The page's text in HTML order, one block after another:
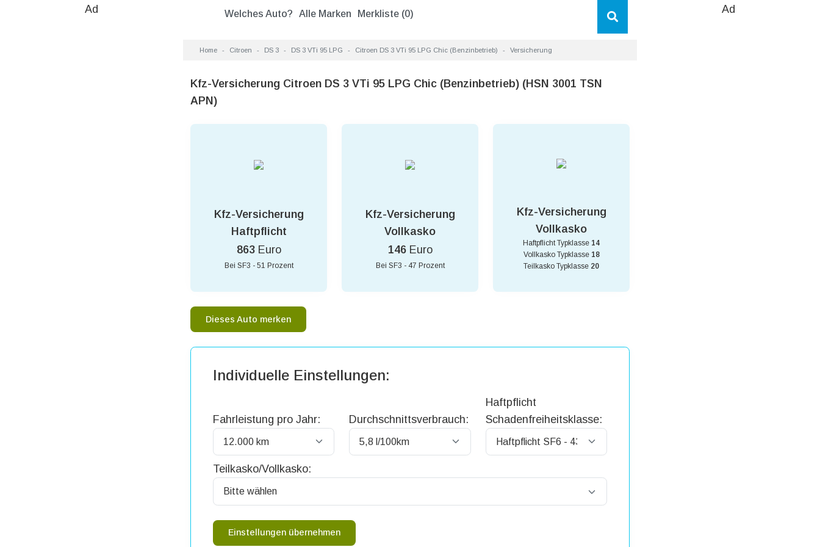
Welches Auto? Alle Marken Merkliste (0)
Ad Ad
Home Citroen DS 3 DS 3 VTi 95 LPG Citroen DS 3 VTi 95 LPG Chic (Benzinbetrieb) Versicherung
Kfz-Versicherung Citroen DS 3 VTi 95 LPG Chic (Benzinbetrieb) (HSN 3001 TSN
APN)
Kfz-Versicherung
Haftpflicht
863 Euro
Bei SF3 - 51 Prozent
Kfz-Versicherung
Vollkasko
146Euro
Bei SF3 - 47 Prozent
Kfz-Versicherung
Vollkasko
Haftpflicht Typklasse 14
Vollkasko Typklasse 18
Teilkasko Typklasse 20
Dieses Auto merken
Individuelle Einstellungen:
Fahrleistung pro Jahr: Durchschnittsverbrauch:
Haftpflicht
Schadenfreiheitsklasse:
Teilkasko/Vollkasko:
Einstellungen übernehmen